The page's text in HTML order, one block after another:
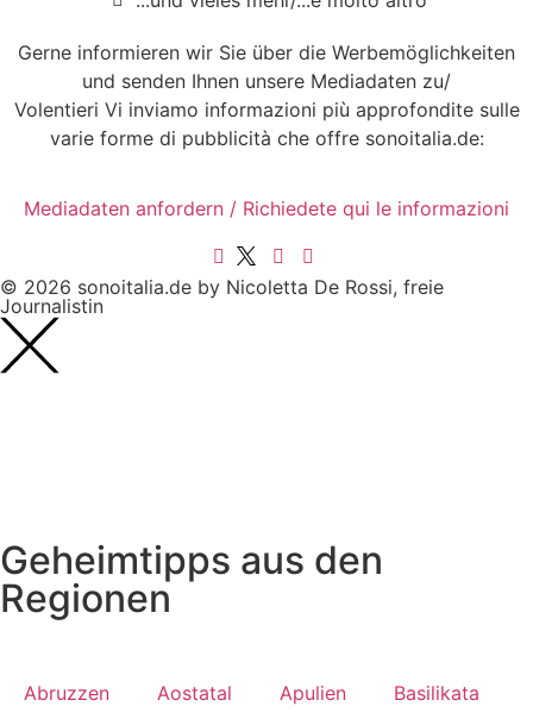
Gerne informieren wir Sie über die Werbemöglichkeiten
und senden Ihnen unsere Mediadaten zu/
Volentieri Vi inviamo informazioni più approfondite sulle
varie forme di pubblicità che offre sonoitalia.de:
Mediadaten anfordern / Richiedete qui le informazioni
© 2026 sonoitalia.de by Nicoletta De Rossi, freie
Journalistin
Geheimtipps aus den
Regionen
Abruzzen Aostatal Apulien Basilikata